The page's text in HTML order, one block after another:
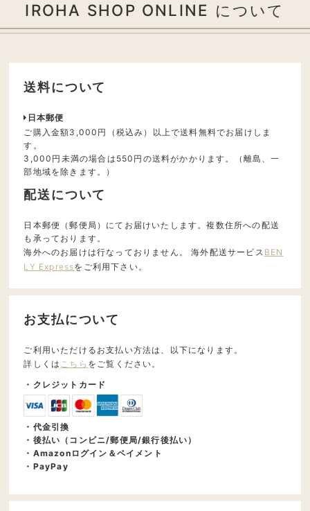
IROHA SHOP ONLINE について
送料について
日本郵便
ご購入金額3,000円（税込み）以上で送料無料でお届けしま
す。
3,000円未満の場合は550円の送料がかかります。（離島、一
部地域を除きます。）
配送について
日本郵便（郵便局）にてお届けいたします。複数住所への配送
も承っております。
海外へのお届けは行なっておりません。 海外配送サービス BEN
LY Expressをご利用下さい。
お支払について
ご利用いただけるお支払い方法は、以下になります。
詳しくは こちら をご覧ください。
・クレジットカード
・代金引換
・後払い（コンビニ/郵便局/銀行後払い）
・Amazonログイン＆ペイメント
・PayPay